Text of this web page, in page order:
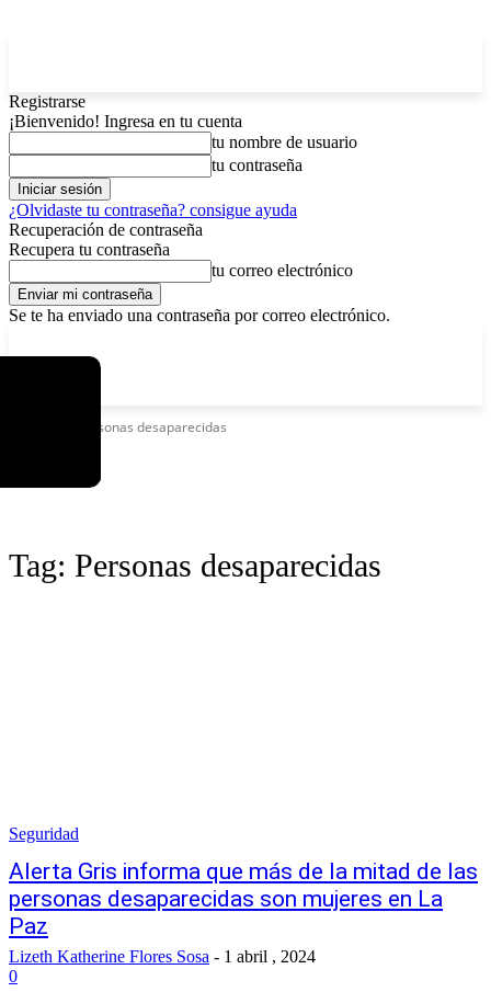
Registrarse
¡Bienvenido! Ingresa en tu cuenta
tu nombre de usuario
tu contraseña
¿Olvidaste tu contraseña? consigue ayuda
Recuperación de contraseña
Recupera tu contraseña
tu correo electrónico
Se te ha enviado una contraseña por correo electrónico.
Personas desaparecidas
Tag: Personas desaparecidas
Seguridad
Alerta Gris informa que más de la mitad de las
personas desaparecidas son mujeres en La
Paz
Lizeth Katherine Flores Sosa - 1 abril , 2024
0